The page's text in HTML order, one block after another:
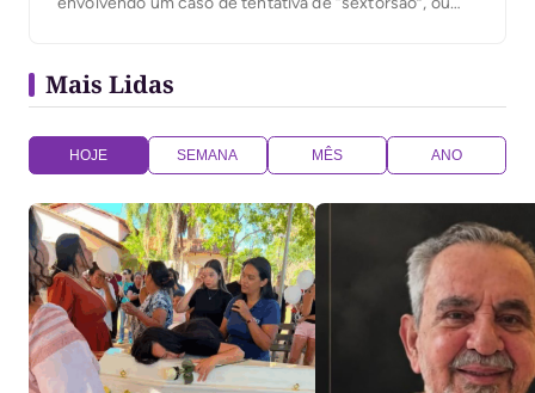
indiciamento de um homem de 25 anos residente no
Estado […]
Mais Lidas
HOJE SEMANA MÊS ANO